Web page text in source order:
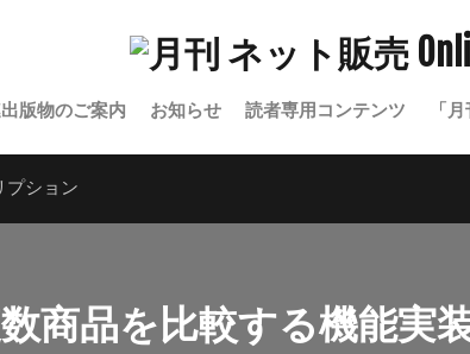
版物のご案内 お知らせ 読者専用コンテンツ 「
プション
商品を比較する機能実